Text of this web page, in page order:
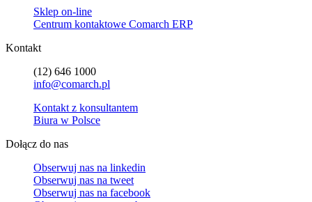
Sklep on-line
Centrum kontaktowe Comarch ERP
Kontakt
(12) 646 1000
info@comarch.pl
Kontakt z konsultantem
Biura w Polsce
Dołącz do nas
Obserwuj nas na linkedin
Obserwuj nas na tweet
Obserwuj nas na facebook